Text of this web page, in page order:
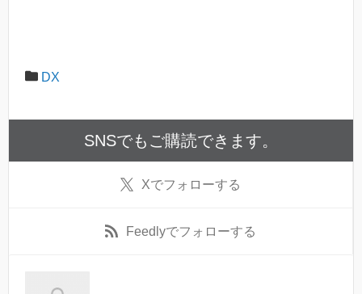
DX
SNSでもご購読できます。
Xでフォローする
Feedlyでフォローする